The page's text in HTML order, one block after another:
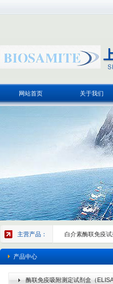
网站首页 关于我们
主营产品： 白介素酶联免疫
产品中心
酶联免疫吸附测定试剂盒（ELISA